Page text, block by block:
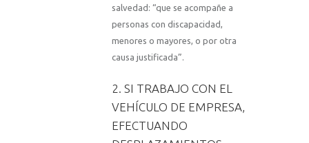
salvedad: “que se acompañe a
personas con discapacidad,
menores o mayores, o por otra
causa justificada”.
2. SI TRABAJO CON EL
VEHÍCULO DE EMPRESA,
EFECTUANDO